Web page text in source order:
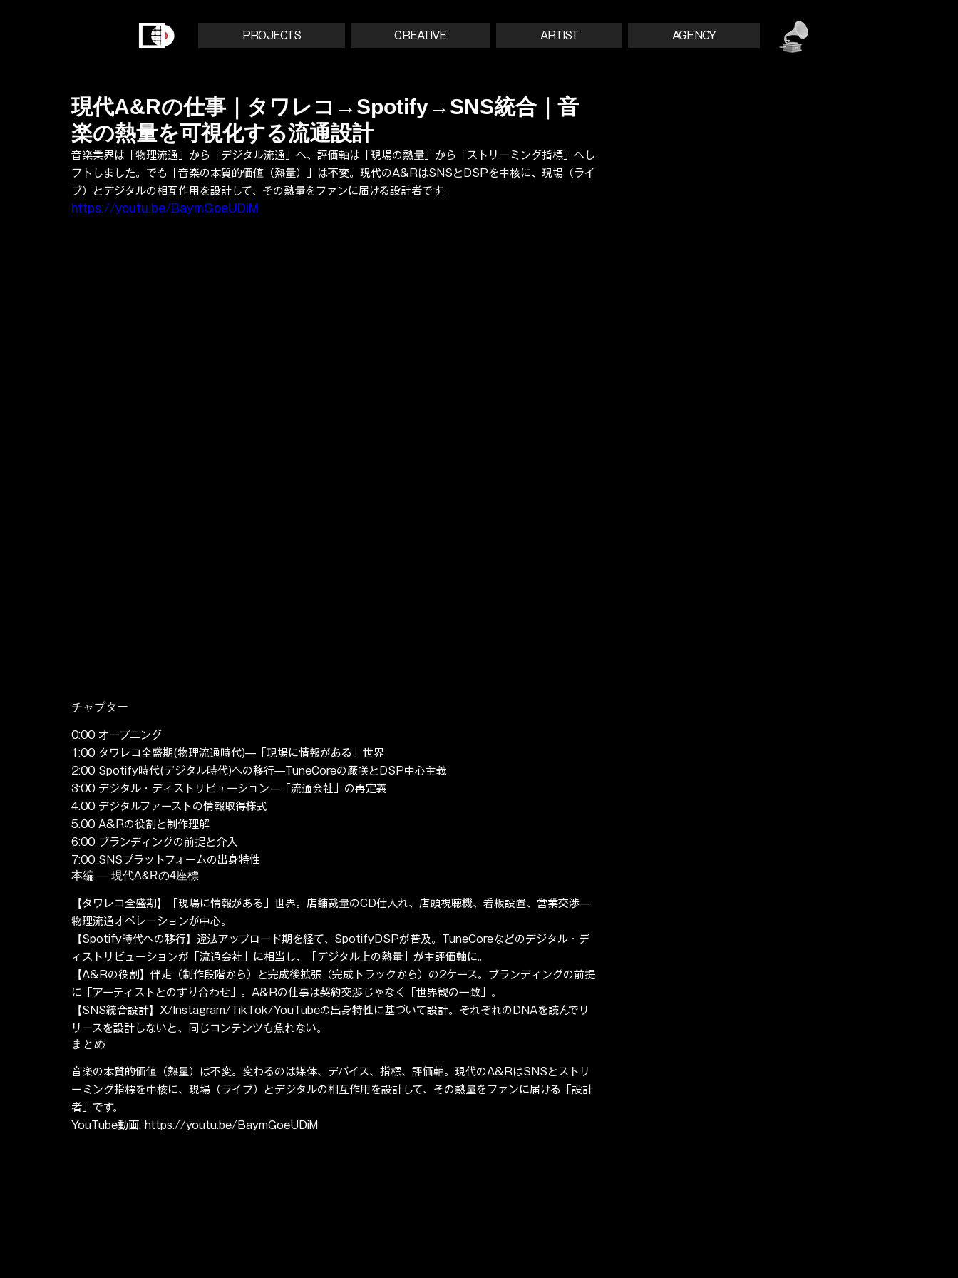
PROJECTS CREATIVE ARTIST AGENCY
現代A&Rの仕事｜タワレコ→Spotify→SNS統合｜音
楽の熱量を可視化する流通設計
音楽業界は「物理流通」から「デジタル流通」へ、評価軸は「現場の熱量」から「ストリーミング指標」へし
フトしました。でも「音楽の本質的価値（熱量）」は不変。現代のA&RはSNSとDSPを中核に、現場（ライ
ブ）とデジタルの相互作用を設計して、その熱量をファンに届ける設計者です。
https://youtu.be/BaymGoeUDiM
チャプター
0:00 オープニング
1:00 タワレコ全盛期(物理流通時代)—「現場に情報がある」世界
2:00 Spotify時代(デジタル時代)への移行—TuneCoreの厰咲とDSP中心主義
3:00 デジタル・ディストリビューション—「流通会社」の再定義
4:00 デジタルファーストの情報取得様式
5:00 A&Rの役割と制作理解
6:00 ブランディングの前提と介入
7:00 SNSプラットフォームの出身特性
本編 — 現代A&Rの4座標
【タワレコ全盛期】「現場に情報がある」世界。店舗裁量のCD仕入れ、店頭視聴機、看板設置、営業交渉—
物理流通オペレーションが中心。
【Spotify時代への移行】違法アップロード期を経て、SpotifyDSPが普及。TuneCoreなどのデジタル・デ
ィストリビューションが「流通会社」に相当し、「デジタル上の熱量」が主評価軸に。
【A&Rの役割】伴走（制作段階から）と完成後拡張（完成トラックから）の2ケース。ブランディングの前提
に「アーティストとのすり合わせ」。A&Rの仕事は契約交渉じゃなく「世界観の一致」。
【SNS統合設計】X/Instagram/TikTok/YouTubeの出身特性に基づいて設計。それぞれのDNAを読んでリ
リースを設計しないと、同じコンテンツも魚れない。
まとめ
音楽の本質的価値（熱量）は不変。変わるのは媒体、デバイス、指標、評価軸。現代のA&RはSNSとストリ
ーミング指標を中核に、現場（ライブ）とデジタルの相互作用を設計して、その熱量をファンに届ける「設計
者」です。
YouTube動画: https://youtu.be/BaymGoeUDiM